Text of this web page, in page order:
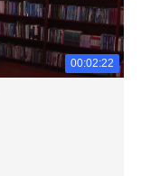
00:02:22